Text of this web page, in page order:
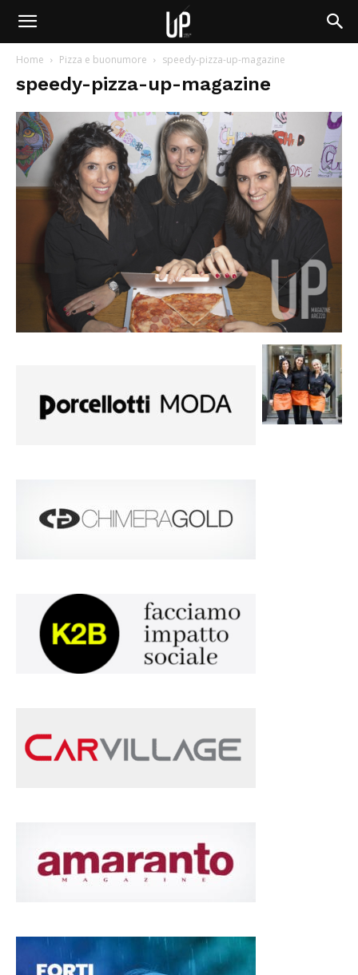
Home Pizza e buonumore speedy-pizza-up-magazine
speedy-pizza-up-magazine